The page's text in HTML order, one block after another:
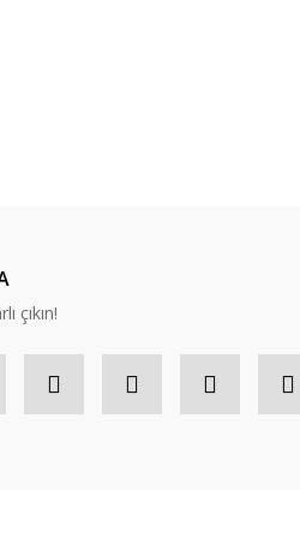
çıkın!